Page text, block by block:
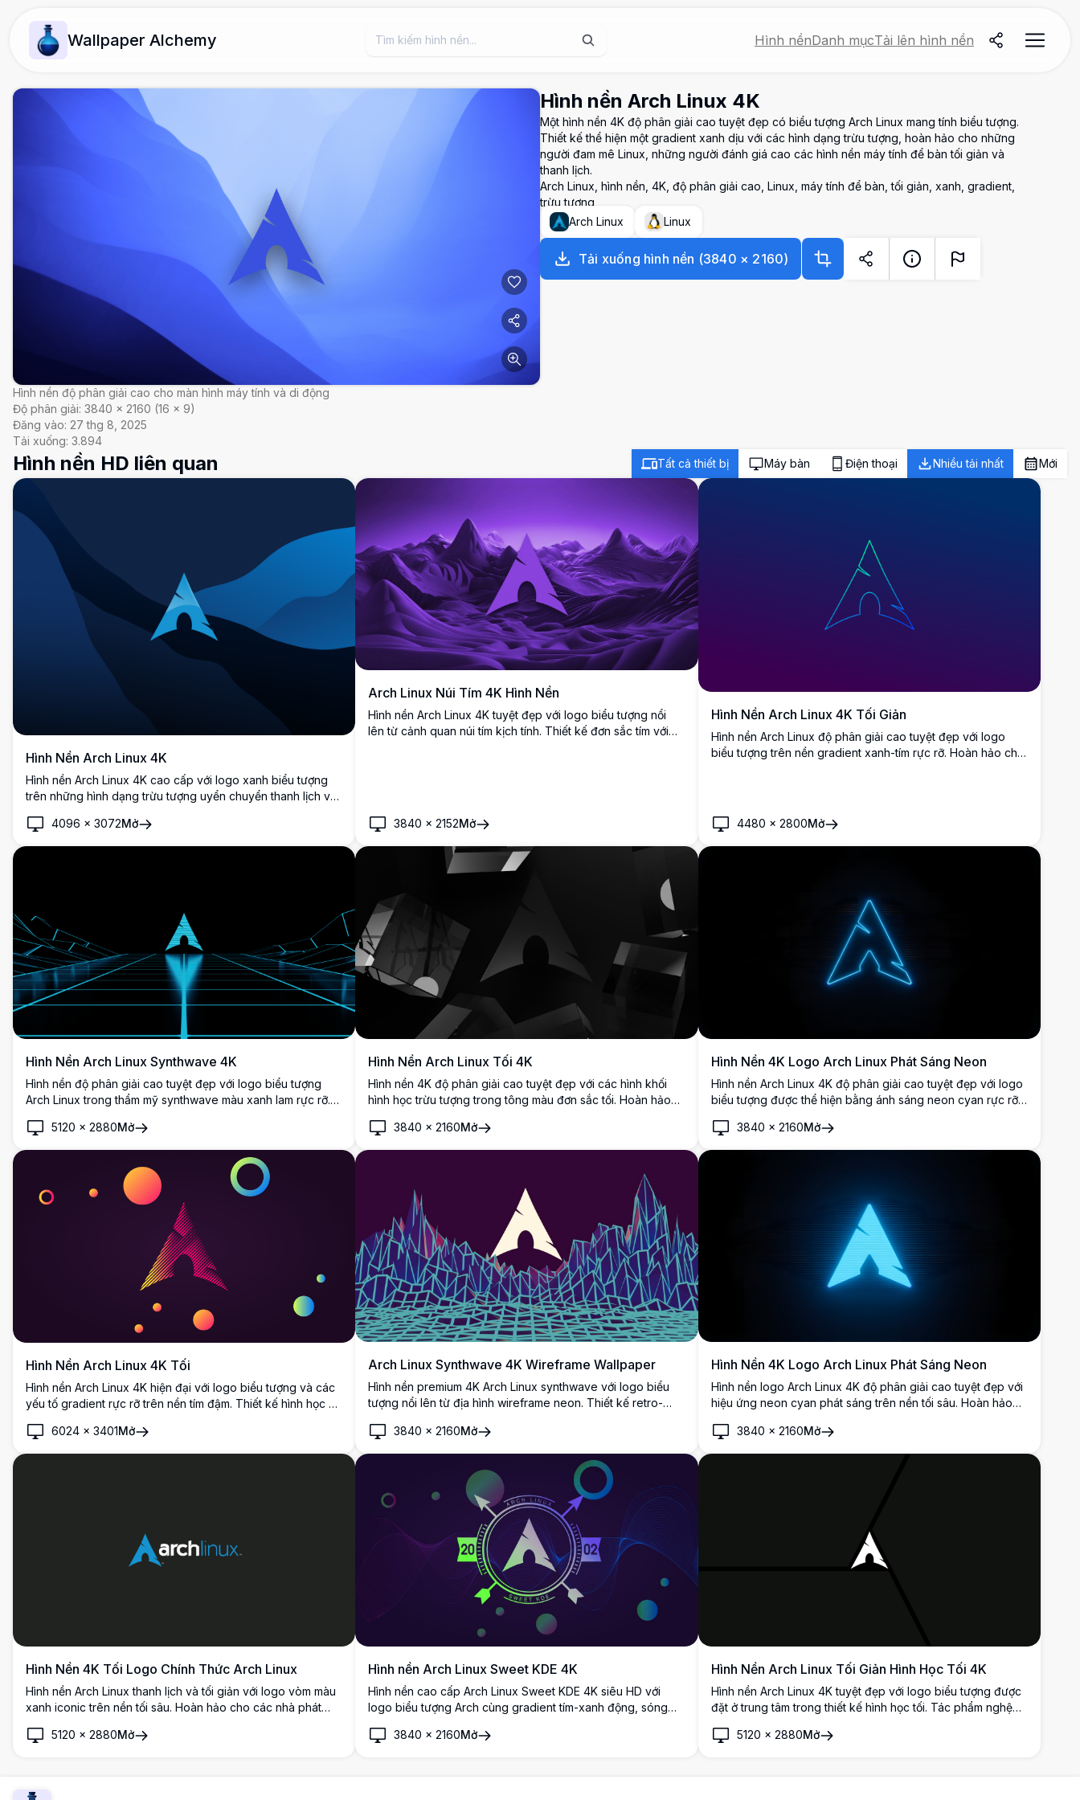
Wallpaper Alchemy Hình nềnDanh mụcTải lên hình nền
Hình nền độ phân giải cao cho màn hình máy tính và di động
Độ phân giải: 3840 × 2160 (16 × 9)
Đăng vào: 27 thg 8, 2025
Tải xuống: 3.894
Hình nền Arch Linux 4K
Một hình nền 4K độ phân giải cao tuyệt đẹp có biểu tượng Arch Linux mang tính biểu tượng.
Thiết kế thể hiện một gradient xanh dịu với các hình dạng trừu tượng, hoàn hảo cho những
người đam mê Linux, những người đánh giá cao các hình nền máy tính để bàn tối giản và
thanh lịch.
Arch Linux, hình nền, 4K, độ phân giải cao, Linux, máy tính để bàn, tối giản, xanh, gradient,
trừu tượng
Arch Linux
Linux
Tải xuống hình nền (3840 × 2160)
Hình nền HD liên quan Tất cả thiết bị Máy bàn Điện thoại Nhiều tải nhất Mới
Hình Nền Arch Linux 4K
Hình nền Arch Linux 4K cao cấp với logo xanh biểu tượng
trên những hình dạng trừu tượng uyển chuyển thanh lịch với
nét hoàn hảo cho các nhà phát triển và người đam mê Linux
tìm kiếm thẩm mỹ hiện đại, chuyên nghiệp.
4096 × 3072Mở
Arch Linux Núi Tím 4K Hình Nền
Hình nền Arch Linux 4K tuyệt đẹp với logo biểu tượng nổi
lên từ cảnh quan núi tím kịch tính. Thiết kế đơn sắc tím với
3840 ×2152Mở
Hình Nền Arch Linux 4K Tối Giản
Hình nền Arch Linux độ phân giải cao tuyệt đẹp với logo
biểu tượng trên nền gradient xanh-tím rực rỡ. Hoàn hảo cho
4480 × 2800Mở
Hình Nền Arch Linux Synthwave 4K
Hình nền độ phân giải cao tuyệt đẹp với logo biểu tượng
Arch Linux trong thẩm mỹ synthwave màu xanh lam rực rỡ.
tam giác phát sáng, tạo nên sự kết hợp hoàn hảo giữa thiết
kế retro-tương lai và văn hóa máy tính mã nguồn mở.
5120 × 2880Mở
Hình Nền Arch Linux Tối 4K
Hình nền 4K độ phân giải cao tuyệt đẹp với các hình khối
hình học trừu tượng trong tông màu đơn sắc tối. Hoàn hảo
hiện đại với các yếu tố thiết kế tinh tế màu đen và xám bổ
sung cho bất kỳ thiết lập chủ đề tối nào.
3840 ×2160Mở
Hình Nền 4K Logo Arch Linux Phát Sáng Neon
Hình nền Arch Linux 4K độ phân giải cao tuyệt đẹp với logo
biểu tượng được thể hiện bằng ánh sáng neon cyan rực rỡ
và những người đam mê Linux.
3840 × 2160Mở
Hình Nền Arch Linux 4K Tối
Hình nền Arch Linux 4K hiện đại với logo biểu tượng và các
yếu tố gradient rực rỡ trên nền tím đậm. Thiết kế hình học độ
hoàn hảo cho nền desktop và mobile.
6024 × 3401Mở
Arch Linux Synthwave 4K Wireframe Wallpaper
Hình nền premium 4K Arch Linux synthwave với logo biểu
tượng nổi lên từ địa hình wireframe neon. Thiết kế retro-
đậm, mang đến thẩm mỹ chính thống thập niên 80 cho màn
hình desktop và di động.
3840 ×2160Mở
Hình Nền 4K Logo Arch Linux Phát Sáng Neon
Hình nền logo Arch Linux 4K độ phân giải cao tuyệt đẹp với
hiệu ứng neon cyan phát sáng trên nền tối sâu. Hoàn hảo
3840 × 2160Mở
Hình Nền 4K Tối Logo Chính Thức Arch Linux
Hình nền Arch Linux thanh lịch và tối giản với logo vòm màu
xanh iconic trên nền tối sâu. Hoàn hảo cho các nhà phát
chuyên nghiệp và gọn gàng.
5120 × 2880Mở
Hình nền Arch Linux Sweet KDE 4K
Hình nền cao cấp Arch Linux Sweet KDE 4K siêu HD với
logo biểu tượng Arch cùng gradient tím-xanh động, sóng
hoàn hảo cho các thiết lập Linux hiện đại và môi trường KDE
3840 ×2160Mở
Hình Nền Arch Linux Tối Giản Hình Học Tối 4K
Hình nền Arch Linux 4K tuyệt đẹp với logo biểu tượng được
đặt ở trung tâm trong thiết kế hình học tối. Tác phẩm nghệ
sảo và bóng tối sâu để tạo ra thẩm mỹ màn hình hiện đại,
5120 × 2880Mở